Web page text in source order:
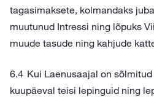
tagasimaksete, kolmandaks
muutunud Intressi ning lõpuks
muude tasude ning kahjude
Kui Laenusaajal on
kuupäeval teisi lepinguid ning